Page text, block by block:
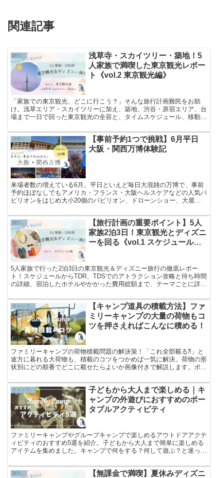
関連記事
旅行。
浅草寺・スカイツリー・築地！5
人家族で満喫した東京観光レポー
ト《vol.2 東京観光編》
「家族での東京観光、どこに行こう？」そんな旅行計画難民をお助
け。浅草エリア・スカイツリーに加え、築地、渋谷・原宿エリア、台
場まで一日で回った東京観光の全容と、タイムスケジュール、移動手
日帰り。
【事前予約1つで挑戦】6月平日
大阪・関西万博体験記
来場者数の増えている6月。平日といえど毎日大混雑の万博で、事前
予約ほぼなしでもアメリカ・フランス・大阪ヘルスケアなどの人気パ
ビリオンをはじめ大小20個のパビリオン、ドローンショー、大屋根
旅行。
【旅行計画の重要ポイント】5人
家族2泊3日！東京観光とディズニ
ーを回る《vol.1 スケジュール
5人家族で行った2泊3日の東京観光＆ディズニー旅行の徹底レポー
ト！スケジュールからTDR、TDSでのアトラクション攻略と待ち時間
の詳細、宿泊したホテルやかかった費用総額まで、テーマごとに詳細
す。
キャンプ。
【キャンプ道具の積載方法】ファ
ミリーキャンプの大量の荷物もコ
ツを押さえればこんなに積める！
ファミリーキャンプの荷物積載問題の解決策！「これ全部載る⁈」と
途方に暮れる大荷物も、積載のコツをつかめば一気に解決。荷物の形
状別にどの順番でどこに載せたらよいか画像付きで解説します。ポイ
す。
キャンプ。
子どもから大人まで楽しめる｜キ
ャンプの外遊びにおすすめのポー
タブルアクティビティ
ファミリーキャンプやグループキャンプで楽しめるアウトドアアクテ
ィビティのおすすめ5選を紹介。子どもから大人まで簡単に楽しめる
アイテムを集めました。キャンプで何をする？何して遊ぶ？と迷った
旅行。
【無課金で満喫】夏休みディズニ